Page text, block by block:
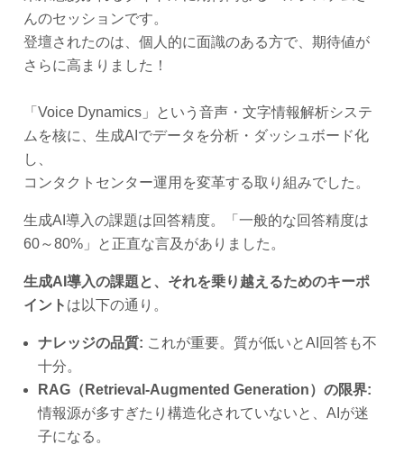
んのセッションです。
登壇されたのは、個人的に面識のある方で、期待値が
さらに高まりました！
「Voice Dynamics」という音声・文字情報解析システ
ムを核に、生成AIでデータを分析・ダッシュボード化
し、
コンタクトセンター運用を変革する取り組みでした。
生成AI導入の課題は回答精度。「一般的な回答精度は
60～80%」と正直な言及がありました。
生成AI導入の課題と、それを乗り越えるためのキーポ
イント は以下の通り。
ナレッジの品質: これが重要。質が低いとAI回答も不
十分。
RAG（Retrieval-Augmented Generation）の限界:
情報源が多すぎたり構造化されていないと、AIが迷
子になる。